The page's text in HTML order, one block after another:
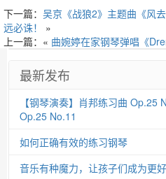
下一篇： 吴京《战狼2》主题曲《风
远必诛！
»
上一篇：« 曲婉婷在家钢琴弹唱《
最新发布
【钢琴演奏】肖邦练习曲 Op.25
Op.25 No.11
如何正确有效的练习钢琴
音乐有种魔力，让孩子们成为更好